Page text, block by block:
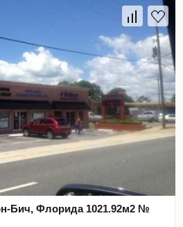
Бич, Флорида 1021.92м2 №